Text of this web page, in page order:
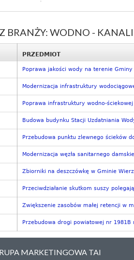
BRANŻY: WODNO -
PRZEDMIOT
Poprawa jakości wody na terenie
Modernizacja infrastruktury
Poprawa infrastruktury wodno-ściekowej
Budowa budynku Stacji Uzdatniania
Przebudowa punktu zlewnego ścieków
Modernizacja węzła sanitarnego
Zbiorniki na deszczówkę w Gminie
Przeciwdziałanie skutkom suszy
Zwiększenie zasobów małej retencji w
Przebudowa drogi powiatowej nr
MARKETINGOWA TAI